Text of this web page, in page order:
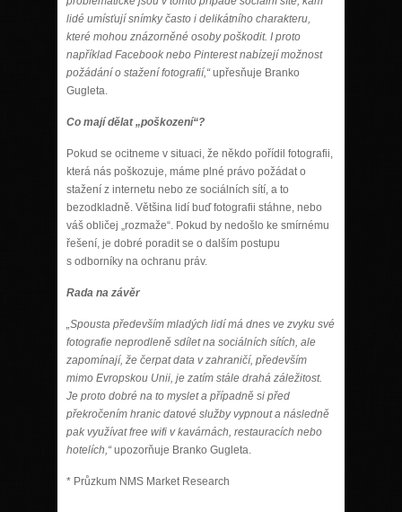
lidé umísťují snímky často i delikátního charakteru,
které mohou znázorněné osoby poškodit. I proto
například Facebook nebo Pinterest nabízejí možnost
požádání o stažení fotografií,“upřesňuje Branko
Gugleta.
Co mají dělat „poškození“?
Pokud se ocitneme v situaci, že někdo pořídil fotografii,
která nás poškozuje, máme plné právo požádat o
stažení z internetu nebo ze sociálních sítí, a to
bezodkladně. Většina lidí buď fotografii stáhne, nebo
váš obličej „rozmaže“. Pokud by nedošlo ke smírnému
řešení, je dobré poradit se o dalším postupu
s odborníky na ochranu práv.
Rada na závěr
„Spousta především mladých lidí má dnes ve zvyku své
fotografie neprodleně sdílet na sociálních sítích, ale
zapomínají, že čerpat data v zahraničí, především
mimo Evropskou Unii, je zatím stále drahá záležitost.
Je proto dobré na to myslet a případně si před
překročením hranic datové služby vypnout a následně
pak využívat free wifi v kavárnách, restauracích nebo
hotelích,“upozorňuje Branko Gugleta.
* Průzkum NMS Market Research